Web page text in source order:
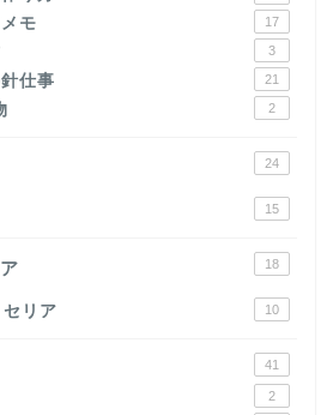
モ 17
3
仕事 21
2
24
15
18
リア 10
41
2